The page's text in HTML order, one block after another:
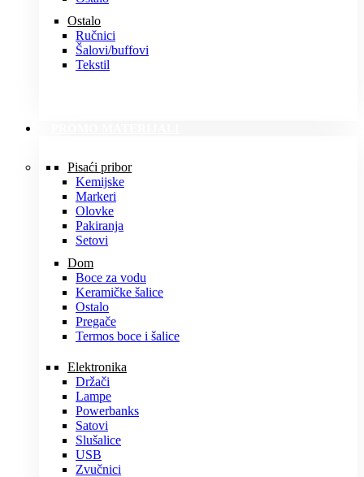
Ostalo
Ručnici
Šalovi/buffovi
Tekstil
Pisaći pribor
Kemijske
Markeri
Olovke
Pakiranja
Setovi
Dom
Boce za vodu
Keramičke šalice
Ostalo
Pregače
Termos boce i šalice
Elektronika
Držači
Lampe
Powerbanks
Satovi
Slušalice
USB
Zvučnici